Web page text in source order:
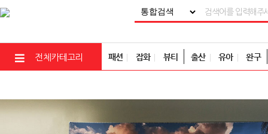
전체카테고리 패션 잡화 뷰티 출산 유아 완구